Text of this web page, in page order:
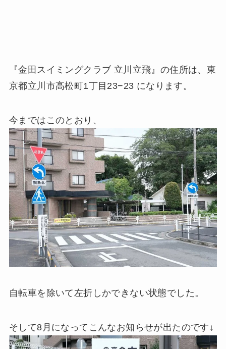
『金田スイミングクラブ 立川立飛』の住所は、東
京都立川市高松町1丁目23−23 になります。
今まではこのとおり、
自転車を除いて左折しかできない状態でした。
そして8月になってこんなお知らせが出たのです↓